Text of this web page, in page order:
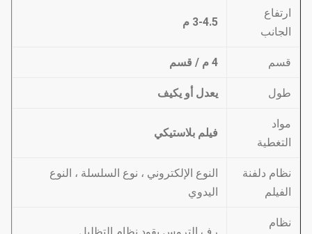
ارتفاع
الجانب
3-4.5 م
قسم 4 م / قسم
طول يعدل أو يكيف
مواد
التغطية
فيلم بلاستيكي
نظام دلفنة
الفيلم
النوع الإلكتروني ، نوع السلسلة ، النوع
اليدوي
نظام